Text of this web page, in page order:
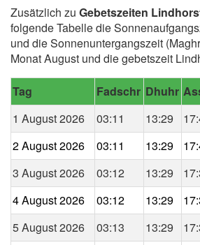
Zusätzlich zu Gebetszeiten
folgende Tabelle die
und die Sonnenuntergangszeit
Monat August und die gebetszeit
Tag Fadschr Dhuhr
1 August 2026
03:11 13:29
2 August 2026
03:11 13:29
3 August 2026
03:12 13:29
4 August 2026
03:12 13:29
5 August 2026
03:13 13:29